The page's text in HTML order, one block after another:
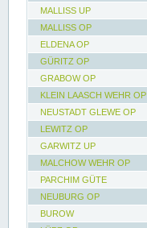
MALLISS UP
MALLISS OP
ELDENA OP
GÜRITZ OP
GRABOW OP
KLEIN LAASCH WEHR OP
NEUSTADT GLEWE OP
LEWITZ OP
GARWITZ UP
MALCHOW WEHR OP
PARCHIM GÜTE
NEUBURG OP
BUROW